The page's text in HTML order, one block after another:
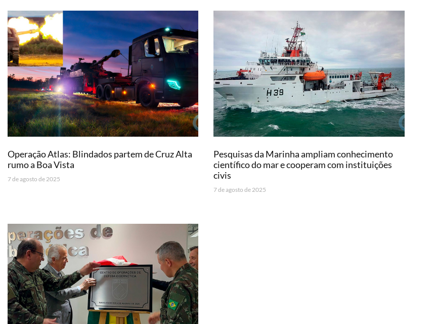
Operação Atlas: Blindados partem de Cruz Alta
rumo a Boa Vista
7 de agosto de 2025
Pesquisas da Marinha ampliam conhecimento
científico do mar e cooperam com instituições
civis
7 de agosto de 2025